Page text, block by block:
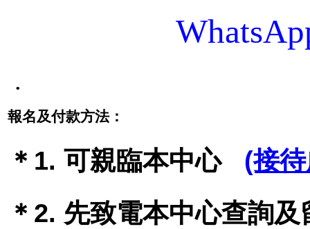
.
報名及付款方法：
＊1. 可親臨本中心 (接
＊2. 先致電本中心查詢